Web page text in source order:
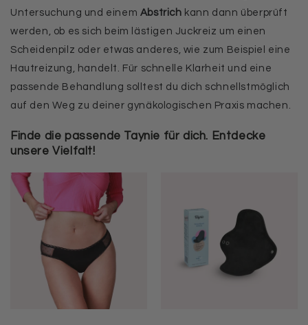
Untersuchung und einem Abstrich kann dann überprüft
werden, ob es sich beim lästigen Juckreiz um einen
Scheidenpilz oder etwas anderes, wie zum Beispiel eine
Hautreizung, handelt. Für schnelle Klarheit und eine
passende Behandlung solltest du dich schnellstmöglich
auf den Weg zu deiner gynäkologischen Praxis machen.
Finde die passende Taynie für dich. Entdecke
unsere Vielfalt!